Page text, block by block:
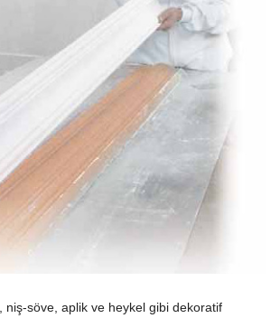
niş-söve, aplik ve heykel gibi dekoratif